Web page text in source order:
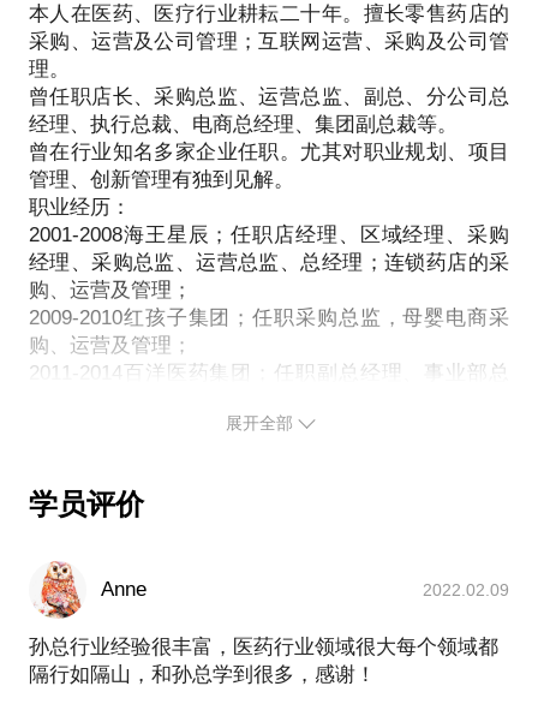
7、会员管理
8、对外关系维护
三、医药电商、医疗
四、创新与转型
1、线上、线下一体化；
2、诊所，便利店、母婴店、药诊店的融合；
3、慢病管理、健康管理；
4、区域联盟。
本人在医药、医疗行业耕耘二十年。擅长零售药店的
采购、运营及公司管理；互联网运营、采购及公司管
理。
曾任职店长、采购总监、运营总监、副总、分公司总
经理、执行总裁、电商总经理、集团副总裁等。
曾在行业知名多家企业任职。尤其对职业规划、项目
管理、创新管理有独到见解。
职业经历：
2001-2008海王星辰；任职店经理、区域经理、采购
经理、采购总监、运营总监、总经理；连锁药店的采
购、运营及管理；
2009-2010红孩子集团；任职采购总监，母婴电商采
购、运营及管理；
2011-2014百洋医药集团；任职副总经理、事业部总
2015-2016神威药业集团；任职电商总经理。
擅长公司发展战略咨询（电商）、个人职业规划。曾
展开全部
学员评价
Anne 2022.02.09
孙总行业经验很丰富，医药行业领域很大每个领域都
隔行如隔山，和孙总学到很多，感谢！